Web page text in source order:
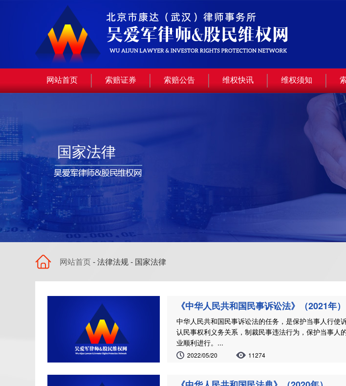
网站首页 索赔证券 索赔公告 维权快讯 维权须知
国家法律
网站首页- 法律法规 - 国家法律
《中华人民共和国民事诉讼法》（2021年）
中华人民共和国民事诉讼法的任务，是保护当事人行
认民事权利义务关系，制裁民事违法行为，保护当事
业顺利进行。...
2022/05/20 11274